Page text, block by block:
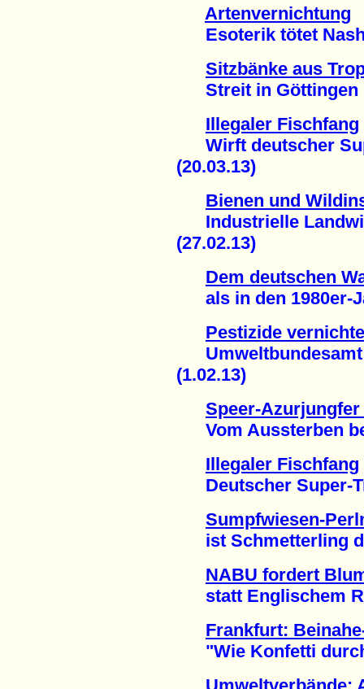
Artenvernichtung
Esoterik tötet
Sitzbänke aus
Streit in Göttingen
Illegaler Fischfang
Wirft deutscher
(20.03.13)
Bienen und
Industrielle
(27.02.13)
Dem deutschen
als in den 1980er-
Pestizide
Umweltbundesamt
(1.02.13)
Speer-
Vom Aussterben
Illegaler Fischfang
Deutscher Super-
Sumpfwiesen-
ist Schmetterling
NABU fordert
statt Englischem
Frankfurt:
"Wie Konfetti durch